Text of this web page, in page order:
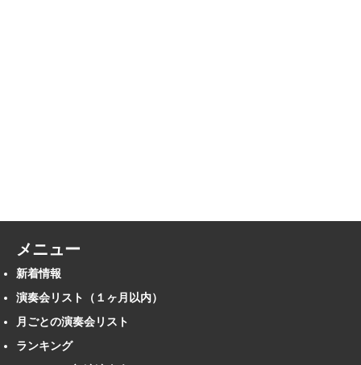
メニュー
新着情報
演奏会リスト（１ヶ月以内）
月ごとの演奏会リスト
ランキング